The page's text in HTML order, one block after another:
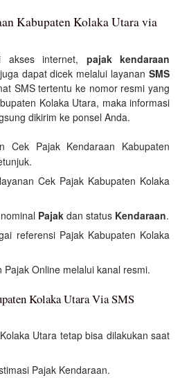
Kabupaten Kolaka Utara via
akses internet, pajak kendaraan
dapat dicek melalui layanan SMS
SMS tertentu ke nomor resmi yang
Kolaka Utara, maka informasi
dikirim ke ponsel Anda.
Cek Pajak Kendaraan Kabupaten
Cek Pajak Kabupaten Kolaka
Pajak dan status Kendaraan.
referensi Pajak Kabupaten Kolaka
Online melalui kanal resmi.
Kolaka Utara Via SMS
Utara tetap bisa dilakukan saat
Pajak Kendaraan.